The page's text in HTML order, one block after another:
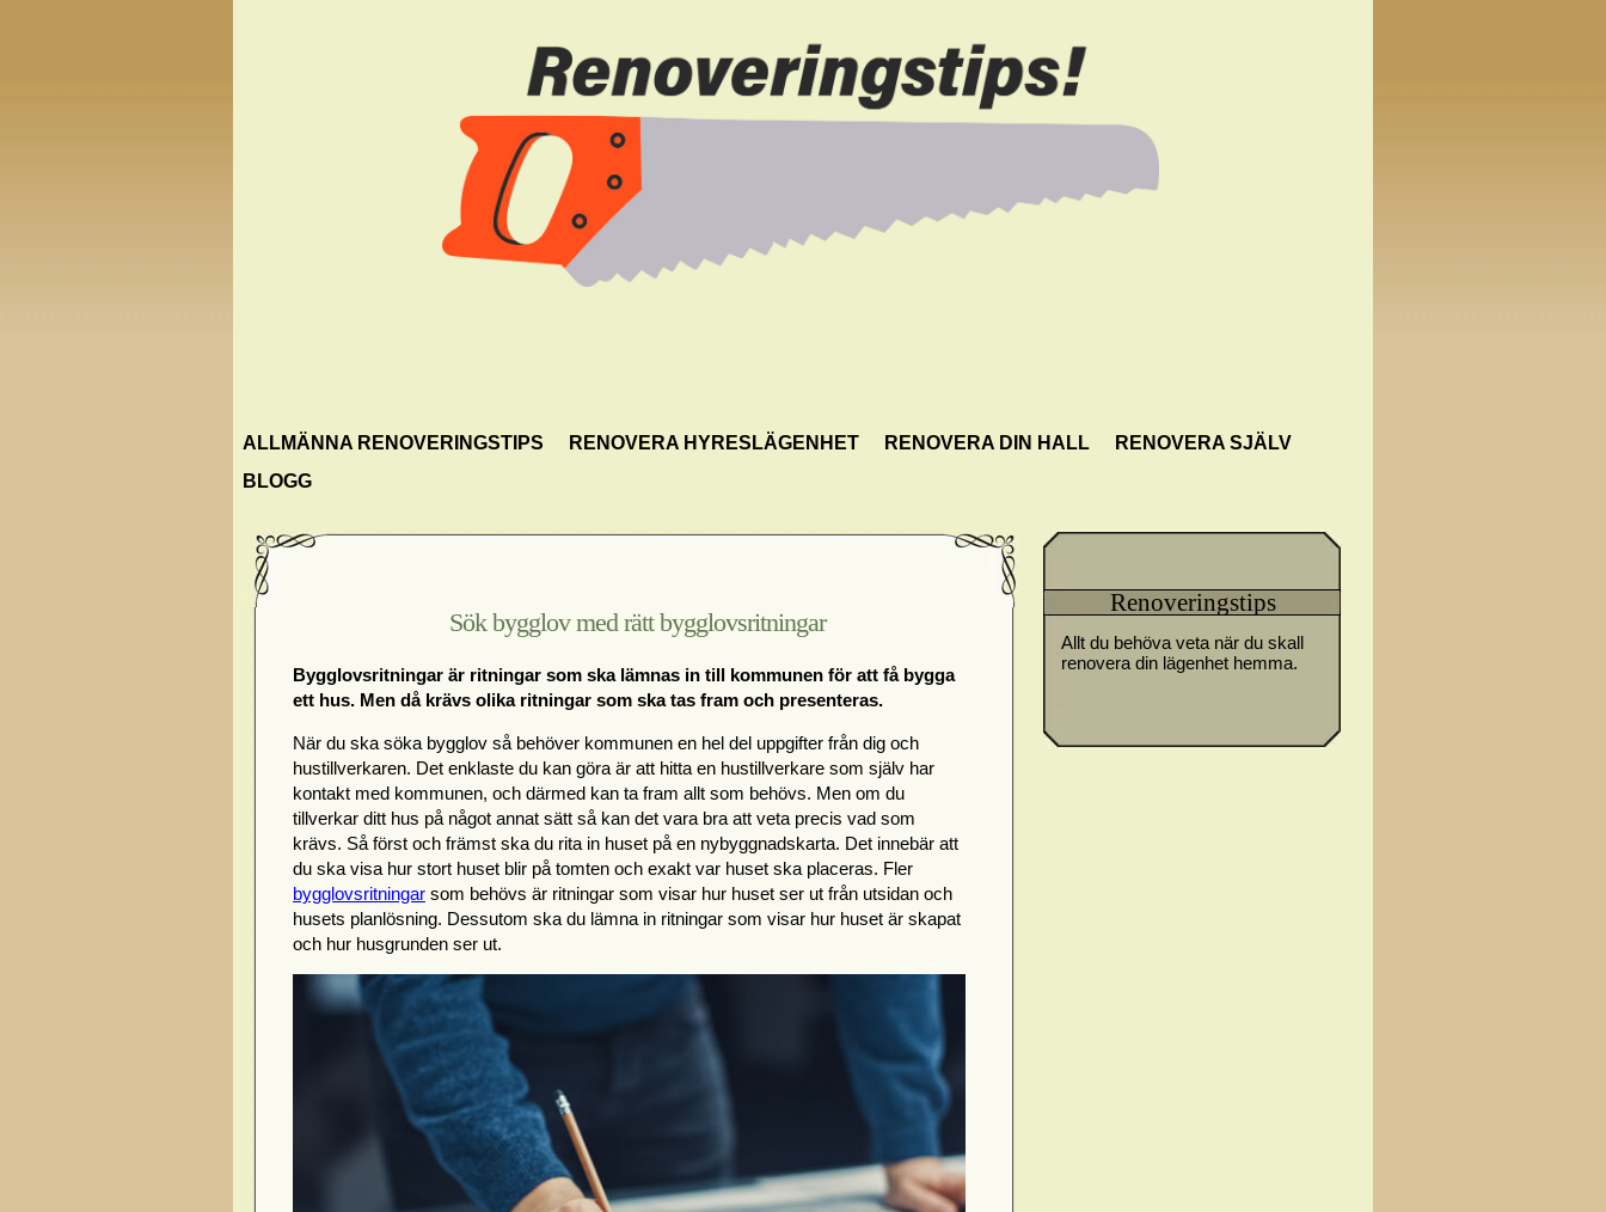
ALLMÄNNA RENOVERINGSTIPS RENOVERA HYRESLÄGENHET RENOVERA DIN HALL
RENOVERA SJÄLV
BLOGG
Sök bygglov med rätt bygglovsritningar
Bygglovsritningar är ritningar som ska lämnas in till kommunen för att få bygga
ett hus. Men då krävs olika ritningar som ska tas fram och presenteras.
När du ska söka bygglov så behöver kommunen en hel del uppgifter från dig och
hustillverkaren. Det enklaste du kan göra är att hitta en hustillverkare som själv har
kontakt med kommunen, och därmed kan ta fram allt som behövs. Men om du
tillverkar ditt hus på något annat sätt så kan det vara bra att veta precis vad som
krävs. Så först och främst ska du rita in huset på en nybyggnadskarta. Det innebär att
du ska visa hur stort huset blir på tomten och exakt var huset ska placeras. Fler
bygglovsritningar som behövs är ritningar som visar hur huset ser ut från utsidan och
husets planlösning. Dessutom ska du lämna in ritningar som visar hur huset är skapat
och hur husgrunden ser ut.
Renoveringstips
Allt du behöva veta när du skall
renovera din lägenhet hemma.